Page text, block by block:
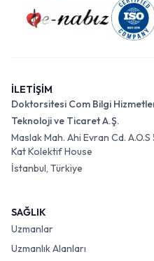
İLETİŞİM
Doktorsitesi Com Bilgi
Teknoloji ve Ticaret A.Ş.
Maslak Mah. Ahi Evran Cd.
Kat Kolektif House
İstanbul, Türkiye
SAĞLIK
Uzmanlar
Uzmanlık Alanları